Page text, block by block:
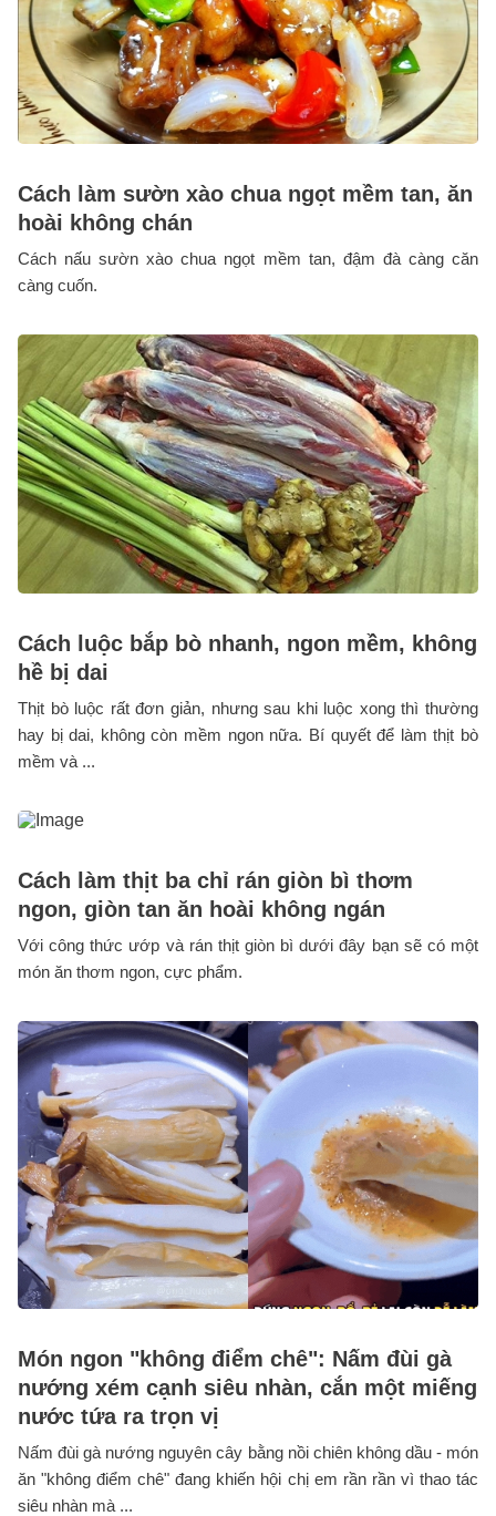
Cách làm sườn xào chua ngọt mềm tan, ăn
hoài không chán
Cách nấu sườn xào chua ngọt mềm tan, đậm đà càng căn
càng cuốn.
Cách luộc bắp bò nhanh, ngon mềm, không
hề bị dai
Thịt bò luộc rất đơn giản, nhưng sau khi luộc xong thì thường
hay bị dai, không còn mềm ngon nữa. Bí quyết để làm thịt bò
mềm và ...
Cách làm thịt ba chỉ rán giòn bì thơm
ngon, giòn tan ăn hoài không ngán
Với công thức ướp và rán thịt giòn bì dưới đây bạn sẽ có một
món ăn thơm ngon, cực phẩm.
Món ngon "không điểm chê": Nấm đùi gà
nướng xém cạnh siêu nhàn, cắn một miếng
nước tứa ra trọn vị
Nấm đùi gà nướng nguyên cây bằng nồi chiên không dầu - món
ăn "không điểm chê" đang khiến hội chị em rần rần vì thao tác
siêu nhàn mà ...